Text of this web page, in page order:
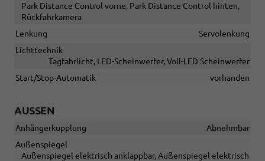
Park Distance Control vorne, Park Distance Control hinten,
Rückfahrkamera
Lenkung
Servolenkung
Lichttechnik
Tagfahrlicht, LED-Scheinwerfer, Voll-LED Scheinwerfer
Start/Stop-Automatik
vorhanden
AUSSEN
Anhängerkupplung
Abnehmbar
Außenspiegel
Außenspiegel elektrisch anklappbar, Außenspiegel elektrisch